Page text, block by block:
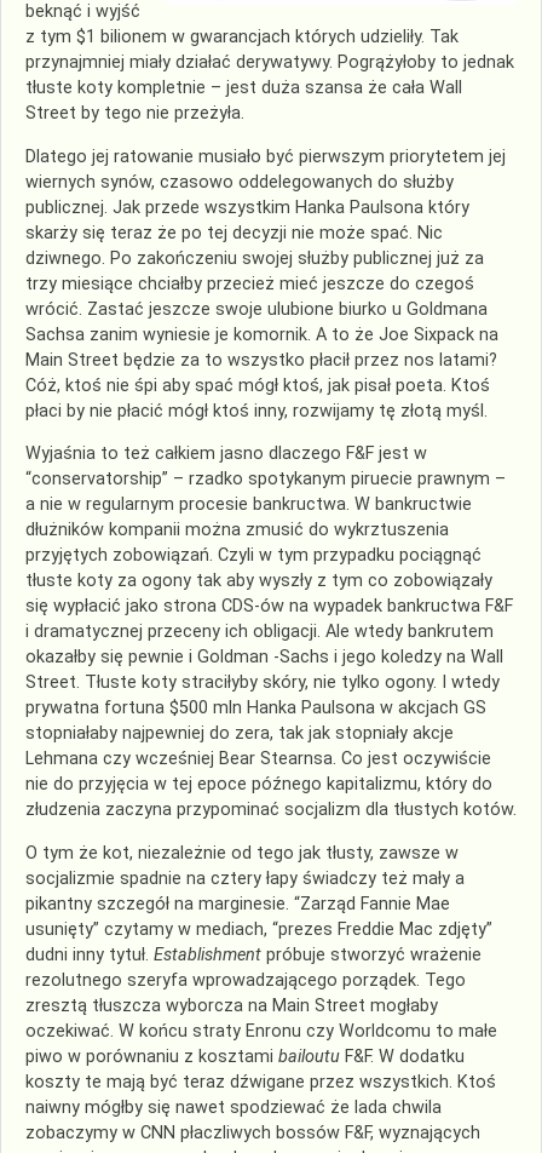
beknąć i wyjść
z tym $1 bilionem w gwarancjach których udzieliły. Tak
przynajmniej miały działać derywatywy. Pogrążyłoby to jednak
tłuste koty kompletnie – jest duża szansa że cała Wall
Street by tego nie przeżyła.
Dlatego jej ratowanie musiało być pierwszym priorytetem jej
wiernych synów, czasowo oddelegowanych do służby
publicznej. Jak przede wszystkim Hanka Paulsona który
skarży się teraz że po tej decyzji nie może spać. Nic
dziwnego. Po zakończeniu swojej służby publicznej już za
trzy miesiące chciałby przecież mieć jeszcze do czegoś
wrócić. Zastać jeszcze swoje ulubione biurko u Goldmana
Sachsa zanim wyniesie je komornik. A to że Joe Sixpack na
Main Street będzie za to wszystko płacił przez nos latami?
Cóż, ktoś nie śpi aby spać mógł ktoś, jak pisał poeta. Ktoś
płaci by nie płacić mógł ktoś inny, rozwijamy tę złotą myśl.
Wyjaśnia to też całkiem jasno dlaczego F&F jest w
“conservatorship” – rzadko spotykanym piruecie prawnym –
a nie w regularnym procesie bankructwa. W bankructwie
dłużników kompanii można zmusić do wykrztuszenia
przyjętych zobowiązań. Czyli w tym przypadku pociągnąć
tłuste koty za ogony tak aby wyszły z tym co zobowiązały
się wypłacić jako strona CDS-ów na wypadek bankructwa F&F
i dramatycznej przeceny ich obligacji. Ale wtedy bankrutem
okazałby się pewnie i Goldman -Sachs i jego koledzy na Wall
Street. Tłuste koty straciłyby skóry, nie tylko ogony. I wtedy
prywatna fortuna $500 mln Hanka Paulsona w akcjach GS
stopniałaby najpewniej do zera, tak jak stopniały akcje
Lehmana czy wcześniej Bear Stearnsa. Co jest oczywiście
nie do przyjęcia w tej epoce późnego kapitalizmu, który do
złudzenia zaczyna przypominać socjalizm dla tłustych kotów.
O tym że kot, niezależnie od tego jak tłusty, zawsze w
socjalizmie spadnie na cztery łapy świadczy też mały a
pikantny szczegół na marginesie. “Zarząd Fannie Mae
usunięty” czytamy w mediach, “prezes Freddie Mac zdjęty”
dudni inny tytuł. Establishment próbuje stworzyć wrażenie
rezolutnego szeryfa wprowadzającego porządek. Tego
zresztą tłuszcza wyborcza na Main Street mogłaby
oczekiwać. W końcu straty Enronu czy Worldcomu to małe
piwo w porównaniu z kosztami bailoutu F&F. W dodatku
koszty te mają być teraz dźwigane przez wszystkich. Ktoś
naiwny mógłby się nawet spodziewać że lada chwila
zobaczymy w CNN płaczliwych bossów F&F, wyznających